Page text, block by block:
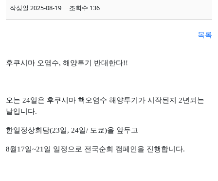
작성일 2025-08-19
조회수 136
목록
후쿠시마 오염수, 해양투기 반대한다!!
오는 24일은 후쿠시마 핵오염수 해양투기가 시작된지 2년되는
날입니다.
한일정상회담(23일, 24일/ 도쿄)을 앞두고
8월17일~21일 일정으로 전국순회 캠페인을 진행합니다.